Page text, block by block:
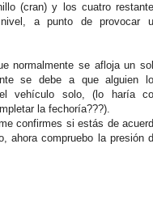
(cran) y los cuatro
a punto de provocar
normalmente se afloja un
se debe a que alguien
vehículo solo, (lo haría
la fechoría???).
confirmes si estás de
ahora compruebo la presión